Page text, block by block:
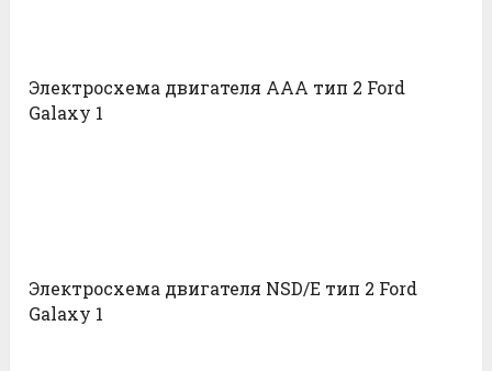
Электросхема двигателя AAA тип 2 Ford
Galaxy 1
Электросхема двигателя NSD/E тип 2 Ford
Galaxy 1